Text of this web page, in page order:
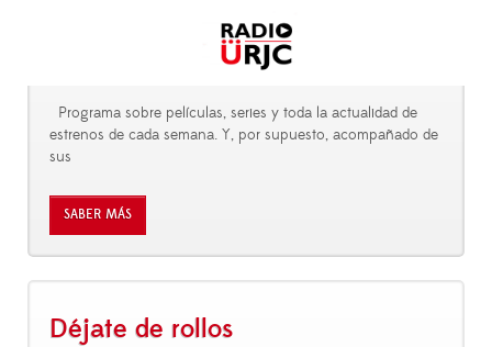
Programa sobre películas, series y toda la actualidad de
estrenos de cada semana. Y, por supuesto, acompañado de
sus
SABER MÁS
Déjate de rollos